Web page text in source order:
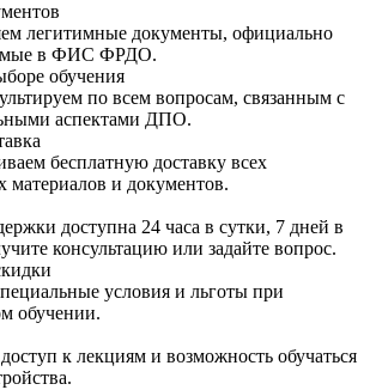
легитимные документы, официально
в ФИС ФРДО.
обучения
по всем вопросам, связанным с
аспектами ДПО.
бесплатную доставку всех
материалов и документов.
доступна 24 часа в сутки, 7 дней в
консультацию или задайте вопрос.
условия и льготы при
обучении.
к лекциям и возможность обучаться